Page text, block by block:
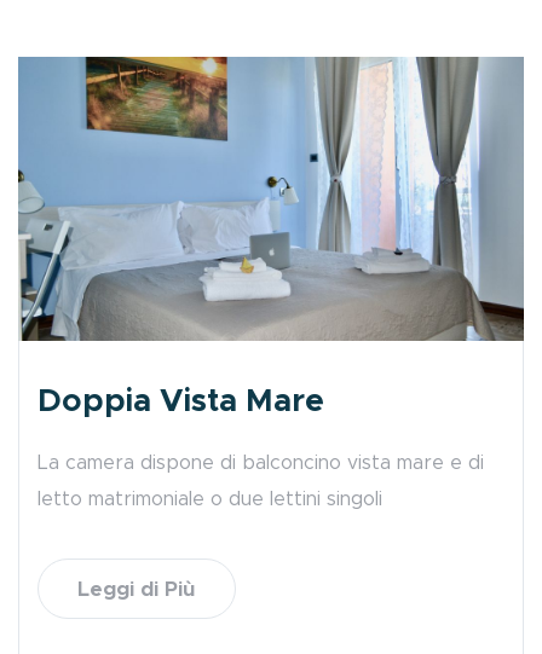
Doppia Vista Mare
La camera dispone di balconcino vista mare e di
letto matrimoniale o due lettini singoli
Leggi di Più